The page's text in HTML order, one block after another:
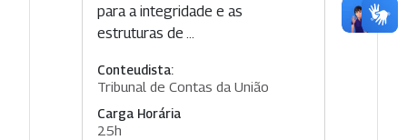
para a integridade e as
estruturas de ...
Conteudista:
Tribunal de Contas da União
Carga Horária
25h